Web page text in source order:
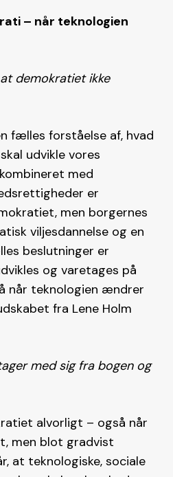
– når teknologien
demokratiet ikke
fælles forståelse af, hvad
udvikle vores
med
er
men borgernes
viljesdannelse og en
beslutninger er
og varetages på
når teknologien ændrer
fra Lene Holm
med sig fra bogen og
alvorligt – også når
men blot gradvist
at teknologiske, sociale